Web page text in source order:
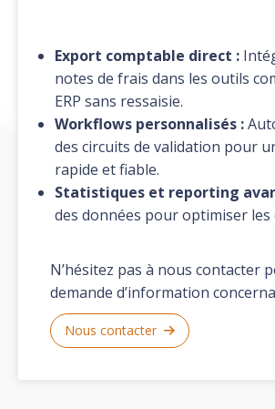
Export comptable direct :
notes de frais dans les outils
ERP sans ressaisie.
Workflows personnalisés :
des circuits de validation pour
rapide et fiable.
Statistiques et reporting
des données pour optimiser les
N’hésitez pas à nous contacter
demande d’information
Nous contacter